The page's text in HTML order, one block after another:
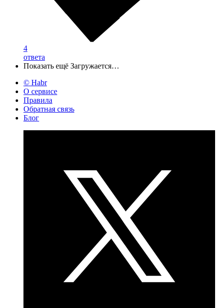
4
ответа
Показать ещё Загружается…
© Habr
О сервисе
Правила
Обратная связь
Блог